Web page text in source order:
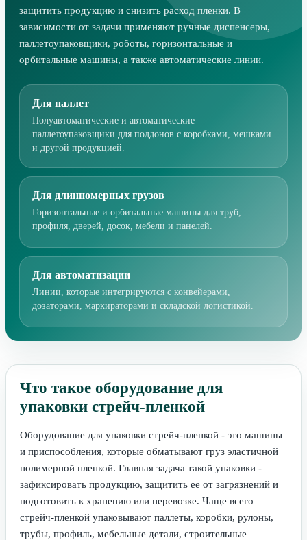
защитить продукцию и снизить расход пленки. В
зависимости от задачи применяют ручные диспенсеры,
паллетоупаковщики, роботы, горизонтальные и
орбитальные машины, а также автоматические линии.
Для паллет
Полуавтоматические и автоматические
паллетоупаковщики для поддонов с коробками, мешками
и другой продукцией.
Для длинномерных грузов
Горизонтальные и орбитальные машины для труб,
профиля, дверей, досок, мебели и панелей.
Для автоматизации
Линии, которые интегрируются с конвейерами,
дозаторами, маркираторами и складской логистикой.
Что такое оборудование для
упаковки стрейч-пленкой
Оборудование для упаковки стрейч-пленкой - это машины
и приспособления, которые обматывают груз эластичной
полимерной пленкой. Главная задача такой упаковки -
зафиксировать продукцию, защитить ее от загрязнений и
подготовить к хранению или перевозке. Чаще всего
стрейч-пленкой упаковывают паллеты, коробки, рулоны,
трубы, профиль, мебельные детали, строительные